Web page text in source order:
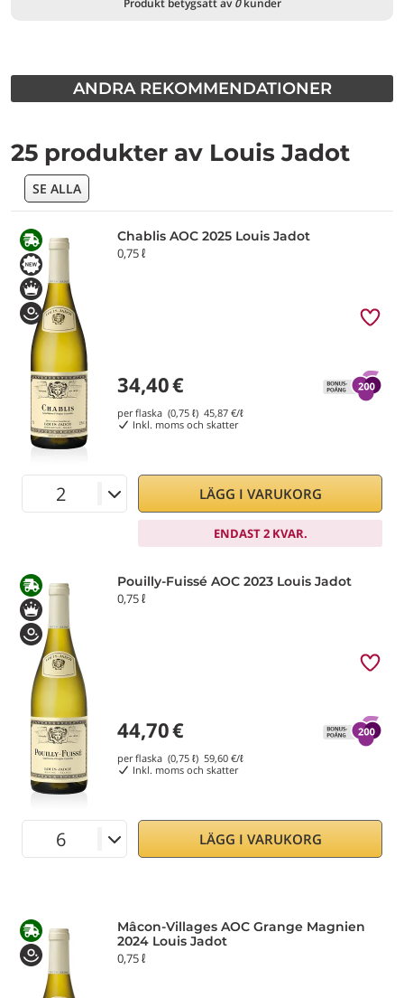
Produkt betygsatt av0kunder
ANDRA REKOMMENDATIONER
25 produkter av Louis Jadot
SE ALLA
Chablis AOC 2025 Louis Jadot
0,75 ℓ
34,40€
per flaska (0,75 ℓ) 45,87 €/ℓ
Inkl. moms och skatter
LÄGG I VARUKORG
ENDAST 2 KVAR.
Pouilly-Fuissé AOC 2023 Louis Jadot
0,75 ℓ
44,70€
per flaska (0,75 ℓ) 59,60 €/ℓ
Inkl. moms och skatter
LÄGG I VARUKORG
Mâcon-Villages AOC Grange Magnien
2024 Louis Jadot
0,75 ℓ